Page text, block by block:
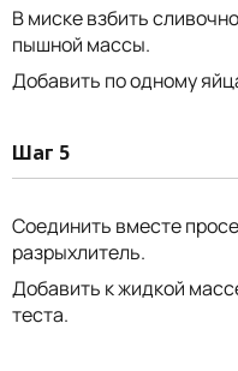
В миске взбить
пышной массы.
Добавить по одному
Шаг 5
Соединить вместе
разрыхлитель.
Добавить к жидкой
теста.